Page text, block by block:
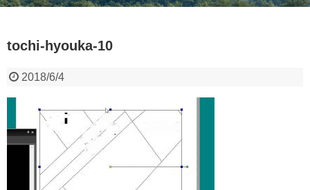
tochi-hyouka-10
2018/6/4